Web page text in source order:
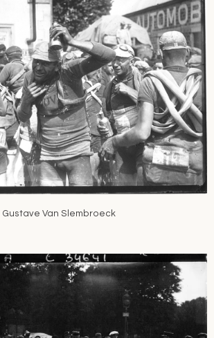
Gustave Van Slembroeck